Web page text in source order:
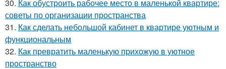
30. Как обустроить рабочее место в маленькой квартире:
советы по организации пространства
31. Как сделать небольшой кабинет в квартире уютным и
функциональным
32. Как превратить маленькую прихожую в уютное
пространство